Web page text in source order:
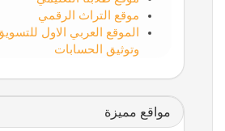
موقع التراث الرقمي
الموقع العربي الاول
وتوثيق الحسابات
مواقع مميزة